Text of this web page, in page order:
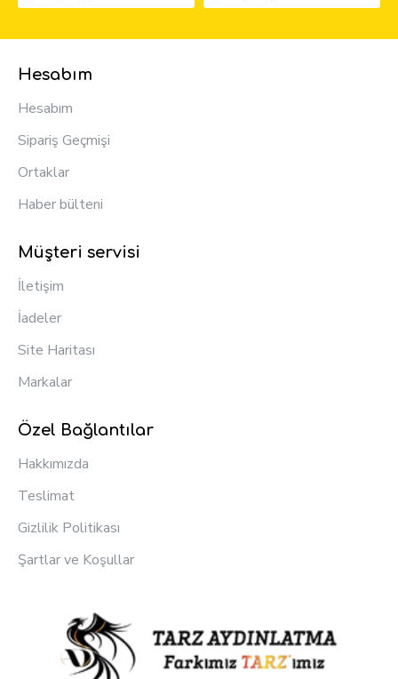
Hesabım
Hesabım
Sipariş Geçmişi
Ortaklar
Haber bülteni
Müşteri servisi
İletişim
İadeler
Site Haritası
Markalar
Özel Bağlantılar
Hakkımızda
Teslimat
Gizlilik Politikası
Şartlar ve Koşullar